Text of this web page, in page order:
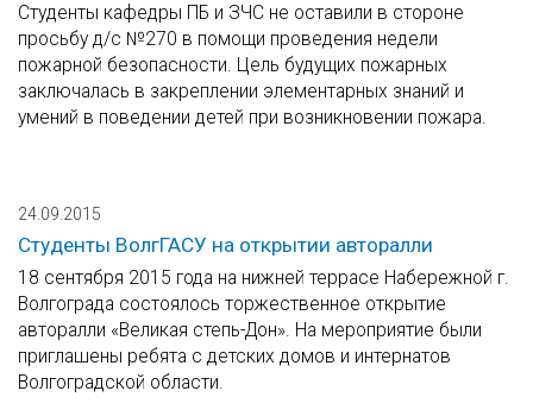
Студенты кафедры ПБ и ЗЧС не оставили в стороне
просьбу д/с №270 в помощи проведения недели
пожарной безопасности. Цель будущих пожарных
заключалась в закреплении элементарных знаний и
умений в поведении детей при возникновении пожара.
24.09.2015
Студенты ВолгГАСУ на открытии авторалли
18 сентября 2015 года на нижней террасе Набережной г.
Волгограда состоялось торжественное открытие
авторалли «Великая степь-Дон». На мероприятие были
приглашены ребята с детских домов и интернатов
Волгоградской области.